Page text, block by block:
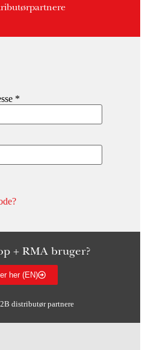
*
+ RMA bruger?
her (EN)
distributør partnere